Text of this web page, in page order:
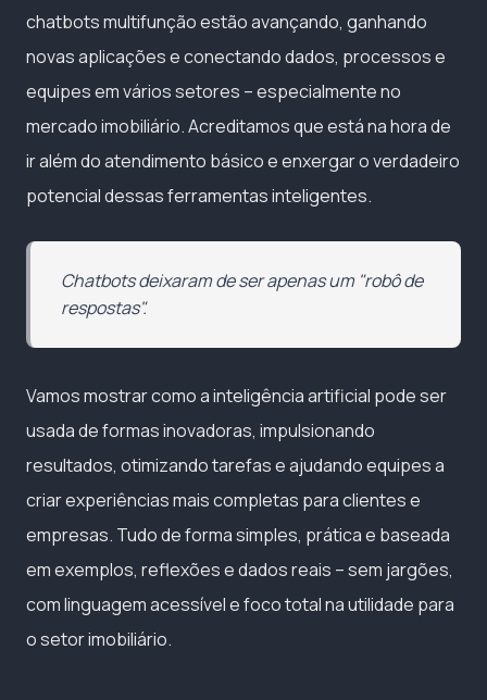
chatbots multifunção estão avançando, ganhando
novas aplicações e conectando dados, processos e
equipes em vários setores – especialmente no
mercado imobiliário. Acreditamos que está na hora de
ir além do atendimento básico e enxergar o verdadeiro
potencial dessas ferramentas inteligentes.
Chatbots deixaram de ser apenas um "robô de
respostas".
Vamos mostrar como a inteligência artificial pode ser
usada de formas inovadoras, impulsionando
resultados, otimizando tarefas e ajudando equipes a
criar experiências mais completas para clientes e
empresas. Tudo de forma simples, prática e baseada
em exemplos, reflexões e dados reais – sem jargões,
com linguagem acessível e foco total na utilidade para
o setor imobiliário.